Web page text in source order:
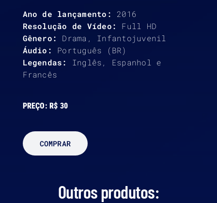
Ano de lançamento:
2016
Resolução de Vídeo:
Full HD
Gênero:
Drama, Infantojuvenil
Áudio:
Português (BR)
Legendas:
Inglês, Espanhol e
Francês
PREÇO: R$ 30
COMPRAR
Outros produtos: